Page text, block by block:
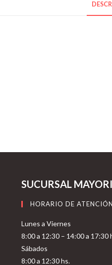
SUCURSAL
HORARIO DE ATENCIÓN
Lunes a Viernes
8:00 a 12:30 – 14:00 a 17:30
Sábados
8:00 a 12:30 hs.